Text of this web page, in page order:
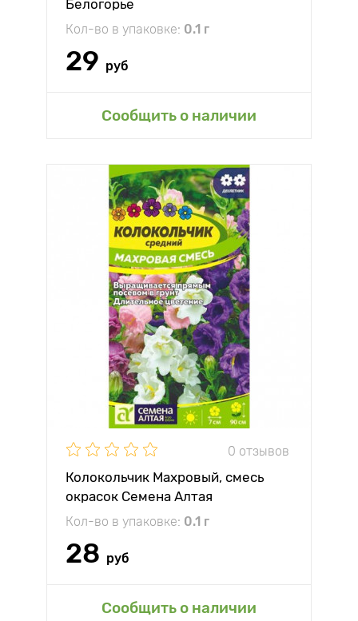
Белогорье
Кол-во в упаковке: 0.1 г
29 руб
Сообщить о наличии
0 отзывов
Колокольчик Махровый, смесь
окрасок Семена Алтая
Кол-во в упаковке: 0.1 г
28 руб
Сообщить о наличии